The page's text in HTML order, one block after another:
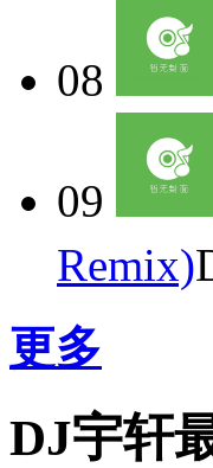
08
09
Remix)
更多
DJ宇轩